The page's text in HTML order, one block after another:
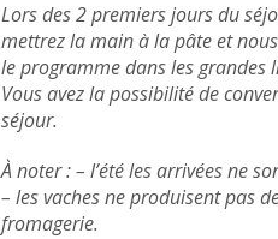
Lors des 2 premiers jours du
mettrez la main à la pâte et
le programme dans les grandes
Vous avez la possibilité de
séjour.
À noter : – l’été les arrivées ne
– les vaches ne produisent pas
fromagerie.